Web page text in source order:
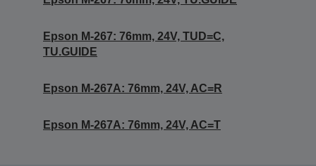
Epson M-267: 76mm, 24V, TUD=C,
TU.GUIDE
Epson M-267A: 76mm, 24V, AC=R
Epson M-267A: 76mm, 24V, AC=T